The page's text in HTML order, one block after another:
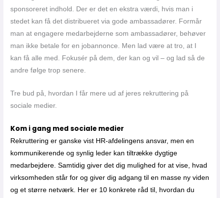
sponsoreret indhold. Der er det en ekstra værdi, hvis man i
stedet kan få det distribueret via gode ambassadører. Formår
man at engagere medarbejderne som ambassadører, behøver
man ikke betale for en jobannonce. Men lad være at tro, at I
kan få alle med. Fokusér på dem, der kan og vil – og lad så de
andre følge trop senere.
Tre bud på, hvordan I får mere ud af jeres rekruttering på
sociale medier.
Kom i gang med sociale medier
Rekruttering er ganske vist HR-afdelingens ansvar, men en
kommunikerende og synlig leder kan tiltrække dygtige
medarbejdere. Samtidig giver det dig mulighed for at vise, hvad
virksomheden står for og giver dig adgang til en masse ny viden
og et større netværk. Her er 10 konkrete råd til, hvordan du